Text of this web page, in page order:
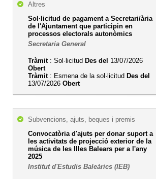
Altres
Sol·licitud de pagament a Secretari/ària
de l'Ajuntament que participin en
processos electorals autonòmics
Secretaria General
Tràmit: Sol·licitud Des del 13/07/2026
Obert
Tràmit: Esmena de la sol·licitud Des del
13/07/2026 Obert
Subvencions, ajuts, beques i premis
Convocatòria d'ajuts per donar suport a
les activitats de projecció exterior de la
música de les Illes Balears per a l'any
2025
Institut d'Estudis Baleàrics (IEB)